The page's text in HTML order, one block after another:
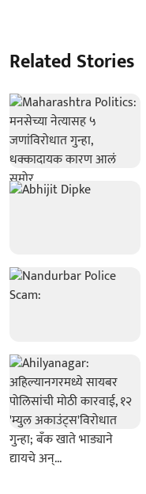
Related Stories